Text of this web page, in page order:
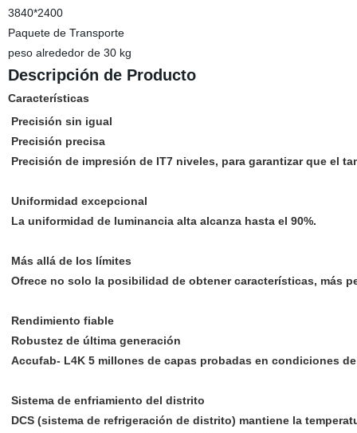
3840*2400
Paquete de Transporte
peso alrededor de 30 kg
Descripción de Producto
Características
Precisión sin igual
Precisión precisa
Precisión de impresión de IT7 niveles, para garantizar que el
Uniformidad excepcional
La uniformidad de luminancia alta alcanza hasta el 90%.
Más allá de los límites
Ofrece no solo la posibilidad de obtener características, más
Rendimiento fiable
Robustez de última generación
Accufab- L4K 5 millones de capas probadas en condiciones
Sistema de enfriamiento del distrito
DCS (sistema de refrigeración de distrito) mantiene la